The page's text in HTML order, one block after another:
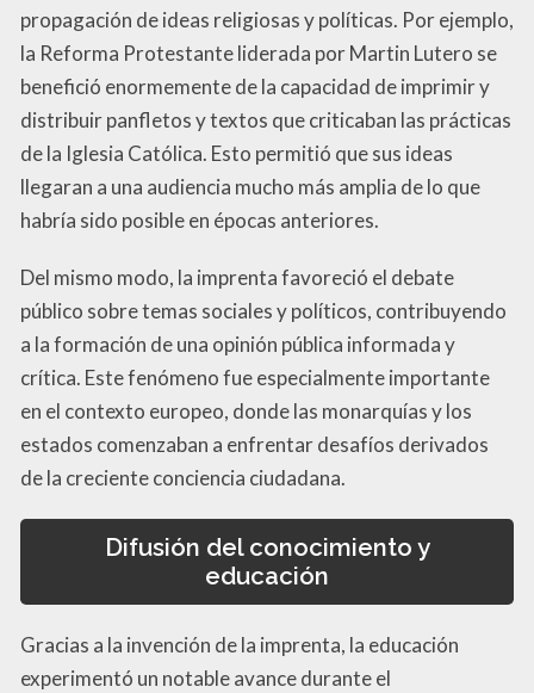
propagación de ideas religiosas y políticas. Por ejemplo,
la Reforma Protestante liderada por Martin Lutero se
benefició enormemente de la capacidad de imprimir y
distribuir panfletos y textos que criticaban las prácticas
de la Iglesia Católica. Esto permitió que sus ideas
llegaran a una audiencia mucho más amplia de lo que
habría sido posible en épocas anteriores.
Del mismo modo, la imprenta favoreció el debate
público sobre temas sociales y políticos, contribuyendo
a la formación de una opinión pública informada y
crítica. Este fenómeno fue especialmente importante
en el contexto europeo, donde las monarquías y los
estados comenzaban a enfrentar desafíos derivados
de la creciente conciencia ciudadana.
Difusión del conocimiento y
educación
Gracias a la invención de la imprenta, la educación
experimentó un notable avance durante el